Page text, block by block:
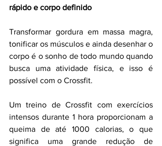
rápido e corpo definido
Transformar gordura em massa magra,
tonificar os músculos e ainda desenhar o
corpo é o sonho de todo mundo quando
busca uma atividade física, e isso é
possível com o Crossfit.
Um treino de Crossfit com exercícios
intensos durante 1 hora proporcionam a
queima de até 1000 calorias, o que
significa uma grande redução de